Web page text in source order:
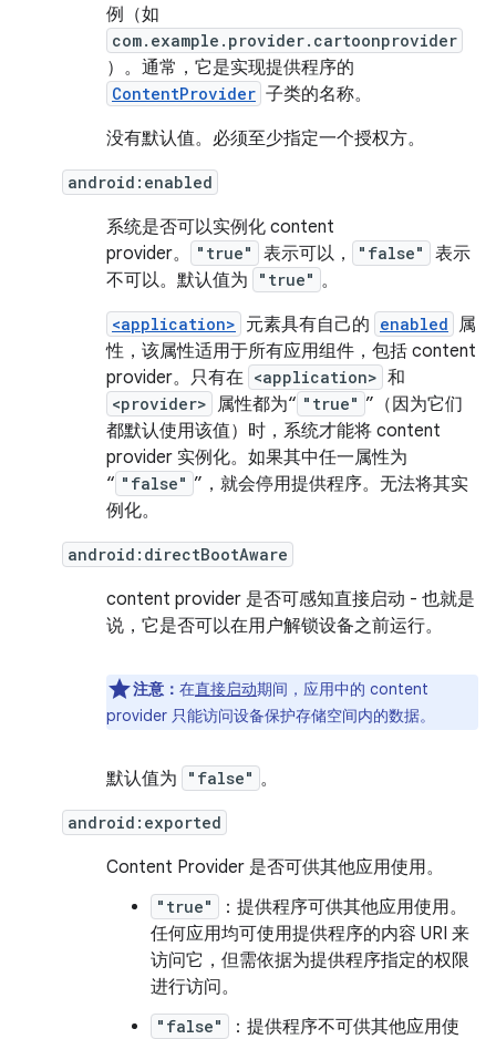
例（如
com.example.provider.cartoonprovider
）。通常，它是实现提供程序的
ContentProvider 子类的名称。
没有默认值。必须至少指定一个授权方。
android:enabled
系统是否可以实例化 content
provider。
"true" 表示可以， "false"
表示
不可以。默认值为
"true" 。
<application> 元素具有自己的 enabled 属
性，该属性适用于所有应用组件，包括 content
provider。只有在 <application> 和
<provider> 属性都为“ "true" ”（因为它们
都默认使用该值）时，系统才能将 content
provider 实例化。如果其中任一属性为
“ "false" ”，就会停用提供程序。无法将其实
例化。
android:directBootAware
content provider 是否可感知直接启动 - 也就是
说，它是否可以在用户解锁设备之前运行。
注意： 在直接启动期间，应用中的 content
provider 只能访问设备保护存储空间内的数据。
默认值为 "false" 。
android:exported
Content Provider 是否可供其他应用使用。
"true"
：提供程序可供其他应用使用。
任何应用均可使用提供程序的内容 URI 来
访问它，但需依据为提供程序指定的权限
进行访问。
"false" ：提供程序不可供其他应用使